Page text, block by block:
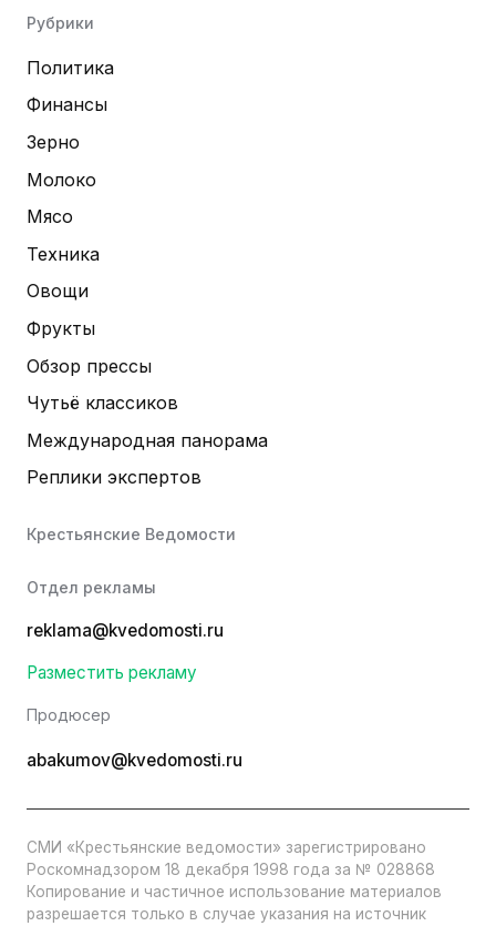
Рубрики
Политика
Финансы
Зерно
Молоко
Мясо
Техника
Овощи
Фрукты
Обзор прессы
Чутьё классиков
Международная панорама
Реплики экспертов
Крестьянские Ведомости
Отдел рекламы
reklama@kvedomosti.ru
Разместить рекламу
Продюсер
abakumov@kvedomosti.ru
СМИ «Крестьянские ведомости» зарегистрировано
Роскомнадзором 18 декабря 1998 года за № 028868
Копирование и частичное использование материалов
разрешается только в случае указания на источник